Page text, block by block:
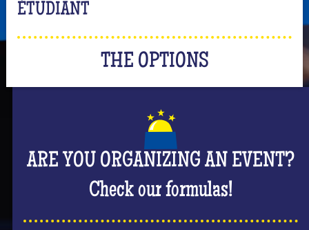
ÉTUDIANT
THE OPTIONS
ARE YOU ORGANIZING AN EVENT?
Check our formulas!